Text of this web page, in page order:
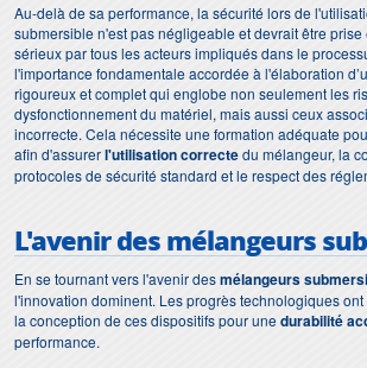
Au-delà de sa performance, la sécurité lors de
submersible n'est pas négligeable et devrait être prise
sérieux par tous les acteurs impliqués dans le
l'importance fondamentale accordée à l'élaboration
rigoureux et complet qui englobe non seulement les
dysfonctionnement du matériel, mais aussi ceux
incorrecte. Cela nécessite une formation adéquate
afin d'assurerl'utilisation correctedu mélangeur, la
protocoles de sécurité standard et le respect des
L'avenir des mélangeurs
En se tournant vers l'avenir desmélangeurs
l'innovation dominent. Les progrès technologiques
la conception de ces dispositifs pour unedurabilité
performance.